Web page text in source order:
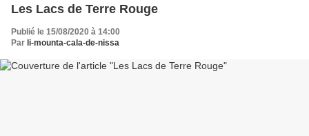
Les Lacs de Terre Rouge
Publié le 15/08/2020 à 14:00
Par li-mounta-cala-de-nissa